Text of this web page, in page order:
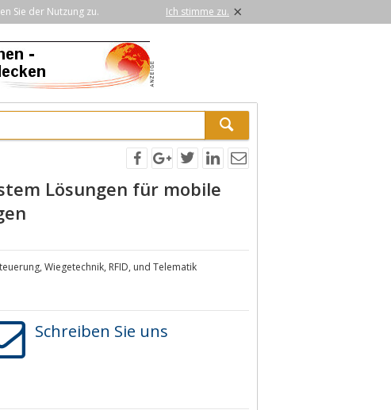
Sie der Nutzung zu. Ich stimme zu. ×
Lösungen für mobile
Wiegetechnik, RFID, und Telematik
Schreiben Sie uns